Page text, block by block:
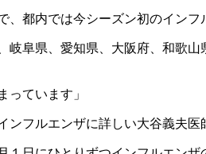
、都内では今シーズン初のインフ
岐阜県、愛知県、大阪府、和歌
っています」
フルエンザに詳しい大谷義夫医